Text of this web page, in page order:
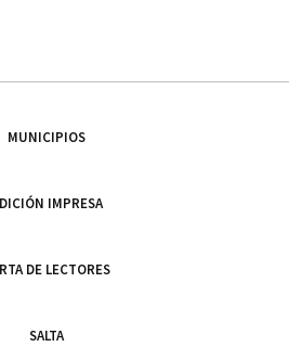
MUNICIPIOS
IMPRESA
DE LECTORES
SALTA